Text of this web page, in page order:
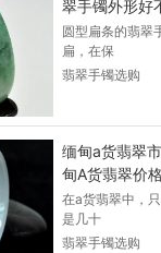
翠手镯外形好
圆型扁条的翡翠
扁，在保
翡翠手镯选购
缅甸a货翡翠
甸A货翡翠价
在a货翡翠中，
是几十
翡翠手镯选购